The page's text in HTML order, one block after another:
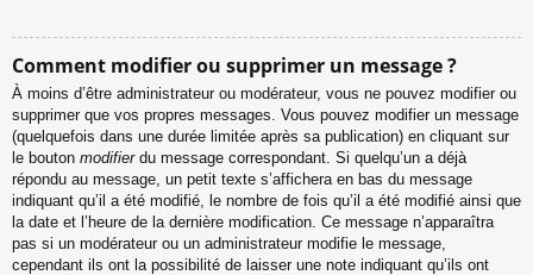
Comment modifier ou supprimer un message ?
À moins d’être administrateur ou modérateur, vous ne pouvez modifier ou
supprimer que vos propres messages. Vous pouvez modifier un message
(quelquefois dans une durée limitée après sa publication) en cliquant sur
le bouton modifierdu message correspondant. Si quelqu’un a déjà
répondu au message, un petit texte s’affichera en bas du message
indiquant qu’il a été modifié, le nombre de fois qu’il a été modifié ainsi que
la date et l’heure de la dernière modification. Ce message n’apparaîtra
pas si un modérateur ou un administrateur modifie le message,
cependant ils ont la possibilité de laisser une note indiquant qu’ils ont